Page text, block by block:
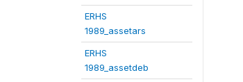
ERHS
1989_assetars
ERHS
1989_assetdeb